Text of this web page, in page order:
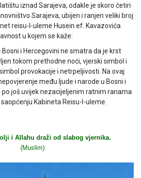
iznad Sarajeva, odakle je skoro četiri
Sarajeva, ubijen i ranjen veliki broj
reisu-l-uleme Husein ef. Kavazovića
u kojem se kaže:
i Hercegovini ne smatra da je krst
tokom prethodne noći, vjerski simbol i
provokacije i netrpeljivosti. Na ovaj
među ljude i narode u Bosni i
po još uvijek nezacijeljenim ratnim ranama
Kabineta Reisu-l-uleme.
i Allahu draži od slabog vjernika.
(Muslim)